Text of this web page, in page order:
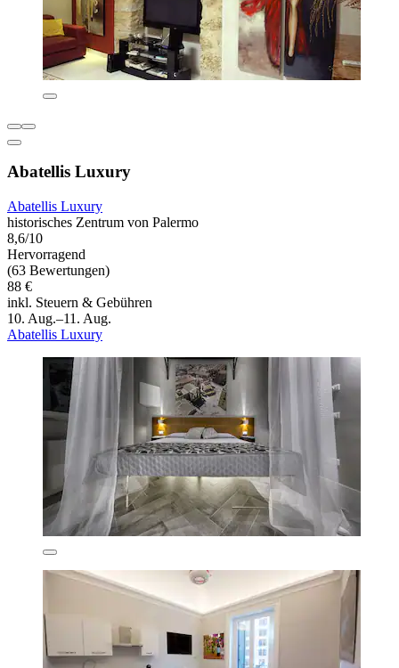
Abatellis Luxury
Abatellis Luxury
historisches Zentrum von Palermo
8,6/10
Hervorragend
(63 Bewertungen)
88 €
inkl. Steuern & Gebühren
10. Aug.–11. Aug.
Abatellis Luxury